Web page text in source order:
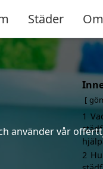
Städer
använder vår
1
2